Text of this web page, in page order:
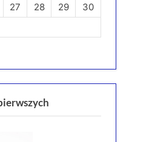
27 28 29
30